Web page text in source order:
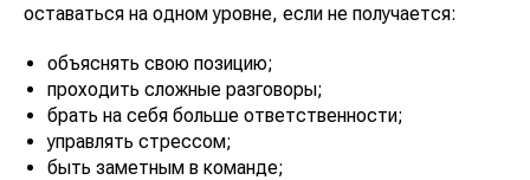
оставаться на одном уровне, если не получается:
объяснять свою позицию;
проходить сложные разговоры;
брать на себя больше ответственности;
управлять стрессом;
быть заметным в команде;